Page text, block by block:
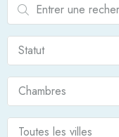
Statut
Chambres
Toutes les villes